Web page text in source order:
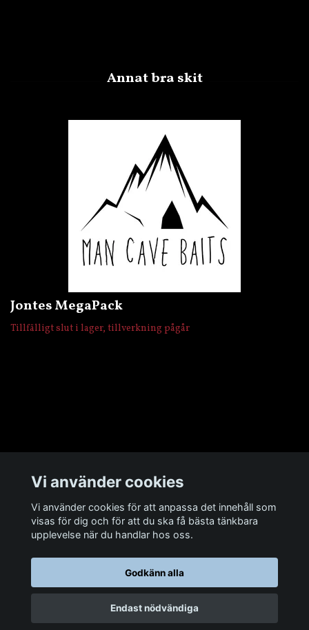
Jontes MegaPack
Tillfälligt slut i lager, tillverkning pågår
Sociala medier
© 2026 Man Cave Baits
Vi använder cookies
Vi använder cookies för att anpassa det innehåll som
visas för dig och för att du ska få bästa tänkbara
upplevelse när du handlar hos oss.
Godkänn alla
Endast nödvändiga